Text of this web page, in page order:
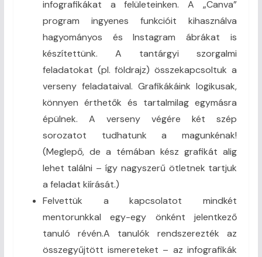
infografikákat a felületeinken. A „Canva”
program ingyenes funkcióit kihasználva
hagyományos és Instagram ábrákat is
készítettünk. A tantárgyi szorgalmi
feladatokat (pl. földrajz) összekapcsoltuk a
verseny feladataival. Grafikákáink logikusak,
könnyen érthetők és tartalmilag egymásra
épülnek. A verseny végére két szép
sorozatot tudhatunk a magunkénak!
(Meglepő, de a témában kész grafikát alig
lehet találni – így nagyszerű ötletnek tartjuk
a feladat kiírását.)
Felvettük a kapcsolatot mindkét
mentorunkkal egy-egy önként jelentkező
tanuló révén.A tanulók rendszerezték az
összegyűjtött ismereteket – az infografikák